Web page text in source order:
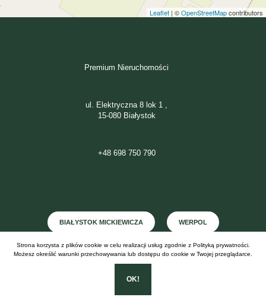
Leaflet | ©OpenStreetMapcontributors
Premium Nieruchomości
ul. Elektryczna 8 lok 1 ,
15-080 Białystok
+48 698 750 790
BIAŁYSTOK MICKIEWICZA WERPOL
WASILKÓW
Strona korzysta z plików cookie w celu realizacji usług zgodnie z Polityką prywatności.
Możesz określić warunki przechowywania lub dostępu do cookie w Twojej przeglądarce.
OK!